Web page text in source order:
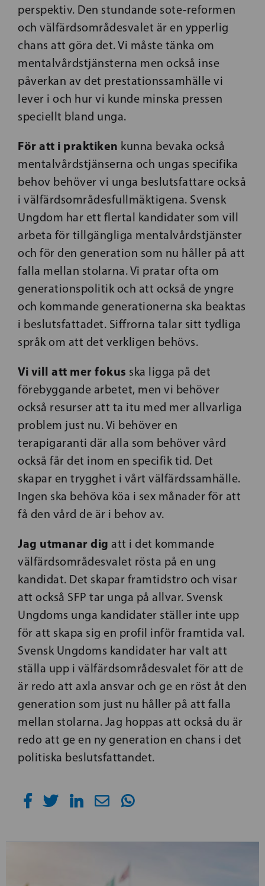
perspektiv. Den stundande sote-reformen
och välfärdsområdesvalet är en ypperlig
chans att göra det. Vi måste tänka om
mentalvårdstjänsterna men också inse
påverkan av det prestationssamhälle vi
lever i och hur vi kunde minska pressen
speciellt bland unga.
För att i praktiken kunna bevaka också
mentalvårdstjänserna och ungas specifika
behov behöver vi unga beslutsfattare också
i välfärdsområdesfullmäktigena. Svensk
Ungdom har ett flertal kandidater som vill
arbeta för tillgängliga mentalvårdstjänster
och för den generation som nu håller på att
falla mellan stolarna. Vi pratar ofta om
generationspolitik och att också de yngre
och kommande generationerna ska beaktas
i beslutsfattadet. Siffrorna talar sitt tydliga
språk om att det verkligen behövs.
Vi vill att mer fokus ska ligga på det
förebyggande arbetet, men vi behöver
också resurser att ta itu med mer allvarliga
problem just nu. Vi behöver en
terapigaranti där alla som behöver vård
också får det inom en specifik tid. Det
skapar en trygghet i vårt välfärdssamhälle.
Ingen ska behöva köa i sex månader för att
få den vård de är i behov av.
Jag utmanar dig att i det kommande
välfärdsområdesvalet rösta på en ung
kandidat. Det skapar framtidstro och visar
att också SFP tar unga på allvar. Svensk
Ungdoms unga kandidater ställer inte upp
för att skapa sig en profil inför framtida val.
Svensk Ungdoms kandidater har valt att
ställa upp i välfärdsområdesvalet för att de
är redo att axla ansvar och ge en röst åt den
generation som just nu håller på att falla
mellan stolarna. Jag hoppas att också du är
redo att ge en ny generation en chans i det
politiska beslutsfattandet.